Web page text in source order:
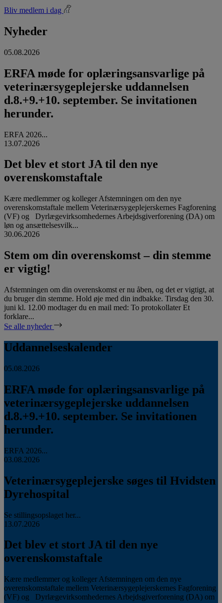
Bliv medlem i dag
Nyheder
05.08.2026
ERFA møde for oplæringsansvarlige på
veterinærsygeplejerske uddannelsen
d.8.+9.+10. september. Se invitationen
herunder.
ERFA 2026...
13.07.2026
Det blev et stort JA til den nye
overenskomstaftale
Kære medlemmer og kolleger Afstemningen om den nye
overenskomstaftale mellem Veterinærsygeplejerskernes Fagforening
(VF) og Dyrlægevirksomhedernes Arbejdsgiverforening (DA) om
løn og ansættelsesvilk...
30.06.2026
Stem om din overenskomst – din stemme
er vigtig!
Afstemningen om din overenskomst er nu åben, og det er vigtigt, at
du bruger din stemme. Hold øje med din indbakke. Tirsdag den 30.
juni kl. 12.00 modtager du en mail med: To protokollater Et
forklare...
Se alle nyheder
Uddannelseskalender
05.08.2026
ERFA møde for oplæringsansvarlige på
veterinærsygeplejerske uddannelsen
d.8.+9.+10. september. Se invitationen
herunder.
ERFA 2026...
03.08.2026
Veterinærsygeplejerske søges til Hvidsten
Dyrehospital
Se stillingsopslaget her...
13.07.2026
Det blev et stort JA til den nye
overenskomstaftale
Kære medlemmer og kolleger Afstemningen om den nye
overenskomstaftale mellem Veterinærsygeplejerskernes Fagforening
(VF) og Dyrlægevirksomhedernes Arbejdsgiverforening (DA) om